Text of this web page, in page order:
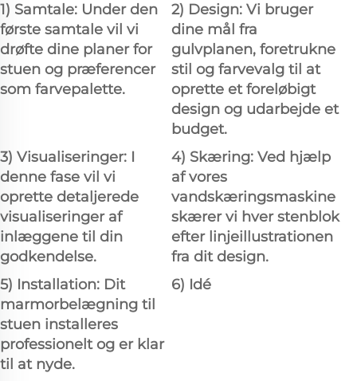
1) Samtale: Under den
første samtale vil vi
drøfte dine planer for
stuen og præferencer
som farvepalette.
2) Design: Vi bruger
dine mål fra
gulvplanen, foretrukne
stil og farvevalg til at
oprette et foreløbigt
design og udarbejde et
budget.
3) Visualiseringer: I
denne fase vil vi
oprette detaljerede
visualiseringer af
inlæggene til din
godkendelse.
4) Skæring: Ved hjælp
af vores
vandskæringsmaskine
skærer vi hver stenblok
efter linjeillustrationen
fra dit design.
5) Installation: Dit
marmorbelægning til
stuen installeres
professionelt og er klar
til at nyde.
6) Idé